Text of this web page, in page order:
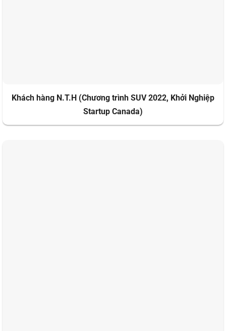
Khách hàng N.T.H (Chương trình SUV 2022, Khởi Nghiệp
Startup Canada)